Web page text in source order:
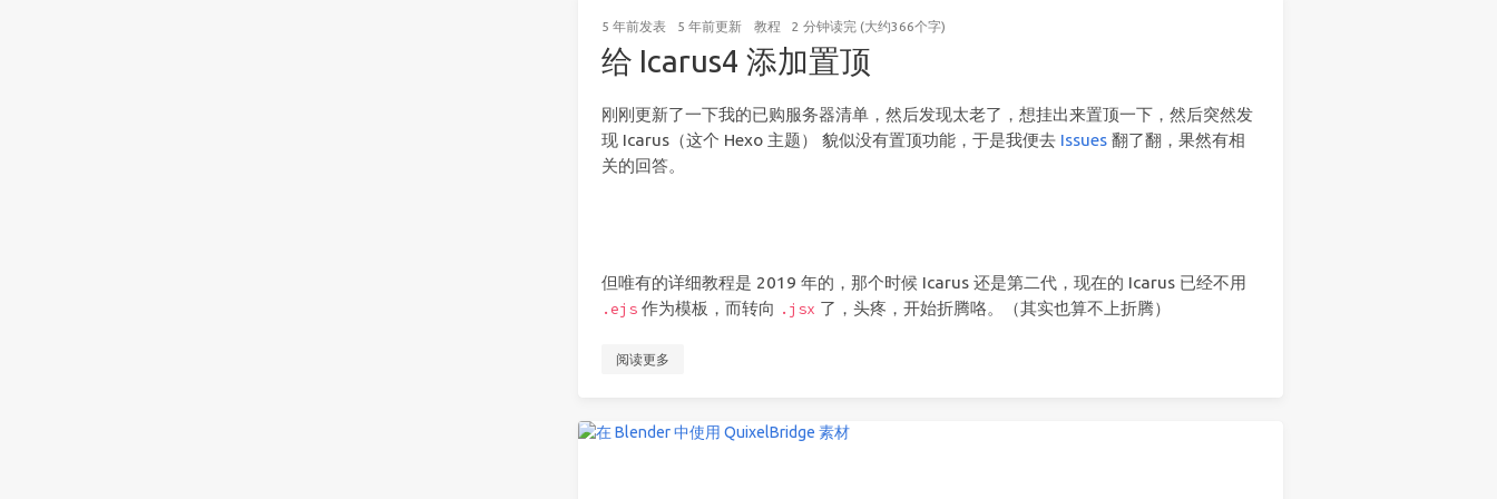
5 年前发表 5 年前更新 教程 2 分钟读完 (大约366个字)
给 Icarus4 添加置顶
刚刚更新了一下我的已购服务器清单，然后发现太老了，想挂出来置顶一下，然后突然发
现 Icarus（这个 Hexo 主题） 貌似没有置顶功能，于是我便去 Issues翻了翻，果然有相
关的回答。
但唯有的详细教程是 2019 年的，那个时候 Icarus 还是第二代，现在的 Icarus 已经不用
.ejs作为模板，而转向 .jsx 了，头疼，开始折腾咯。（其实也算不上折腾）
阅读更多